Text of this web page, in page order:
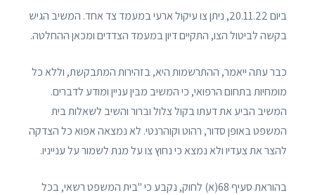
ביום 20.11.22, ניתן צו עיקול ארעי במעמד צד אחד. המשיב הגיש
בקשה לביטול הצו, התקיים דיון במעמד הצדדים ומכאן ההחלטה.
כבר עתה ייאמר, ההתרשמות היא, בזהירות המתבקשת, וללא כל
מומחיות בתחום הרפואי, כי המשיב מבין עניין ומודע לדברים.
המשיב הביע את דעתו בקול צלול וברור והשיב לשאלות בית
המשפט באופן סדור, רהוט וקוהרנטי. לא נמצאה אפוא כל הצדקה
להצר את צעדיו ולא נמצא כי נחוץ צו על מנת לשמור על ענייניו.
בהוראת סעיף 68(א) לחוק, נקבע כי "בית המשפט רשאי, בכל